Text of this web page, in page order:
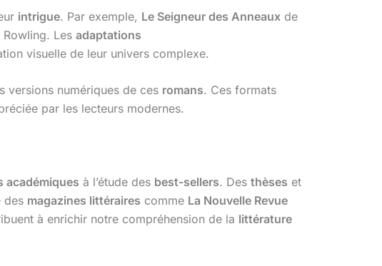
intrigue. Par exemple, Le Seigneur des Anneaux de
Rowling. Les adaptations
visuelle de leur univers complexe.
versions numériques de ces romans. Ces formats
par les lecteurs modernes.
académiques à l’étude des best-sellers. Des thèses et
des magazines littéraires comme La Nouvelle Revue
à enrichir notre compréhension de la littérature